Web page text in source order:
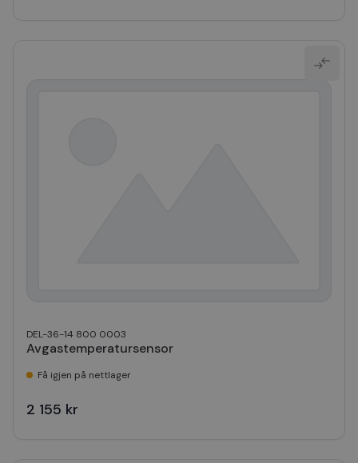
DEL-36-14 800 0003
Avgastemperatursensor
Få igjen på nettlager
2 155 kr